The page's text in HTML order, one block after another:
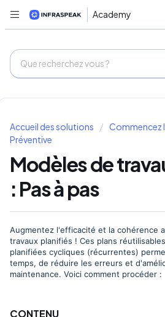
Academy
Accueil des solutions Commencez
Préventive
Modèles de
: Pas à pas
Augmentez l'efficacité et la cohérence
travaux planifiés ! Ces plans
planifiées cycliques (récurrentes)
temps, de réduire les erreurs et
maintenance. Voici comment procéder :
CONTENU